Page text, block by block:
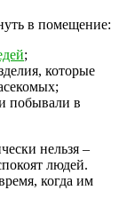
в помещение:
;
которые
побывали в
нельзя –
людей.
когда им